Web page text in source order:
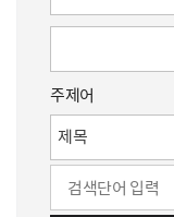
주제어